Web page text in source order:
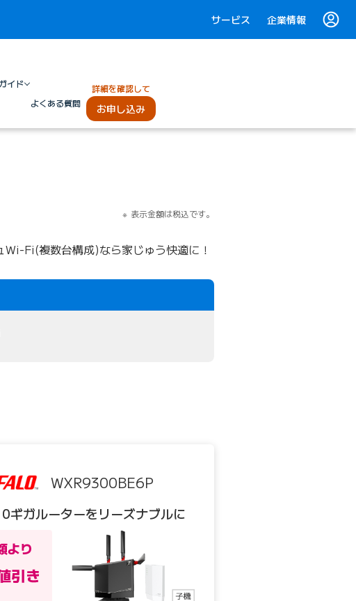
サービス 企業情報
イド
よくある質問
詳細を確認して
お申し込み
表示金額は税込です。
Fi(複数台構成)なら家じゅう快適に！
WXR9300BE6P
ギガルーターをリーズナブルに